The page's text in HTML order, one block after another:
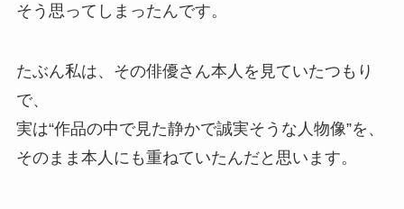
そう思ってしまったんです。
たぶん私は、その俳優さん本人を見ていたつもり
で、
実は“作品の中で見た静かで誠実そうな人物像”を、
そのまま本人にも重ねていたんだと思います。